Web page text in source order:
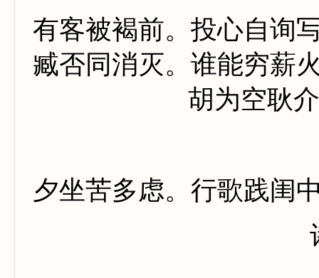
有客被褐前。投心自询
臧否同消灭。谁能穷薪
胡为空耿
夕坐苦多虑。行歌践闺